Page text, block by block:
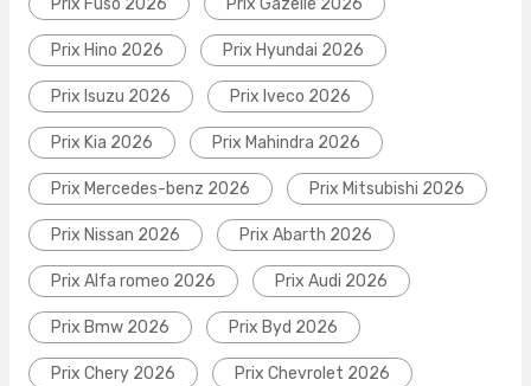
Prix Fuso 2026 Prix Gazelle 2026
Prix Hino 2026 Prix Hyundai 2026
Prix Isuzu 2026 Prix Iveco 2026
Prix Kia 2026 Prix Mahindra 2026
Prix Mercedes-benz 2026 Prix Mitsubishi 2026
Prix Nissan 2026 Prix Abarth 2026
Prix Alfa romeo 2026 Prix Audi 2026
Prix Bmw 2026 Prix Byd 2026
Prix Chery 2026 Prix Chevrolet 2026